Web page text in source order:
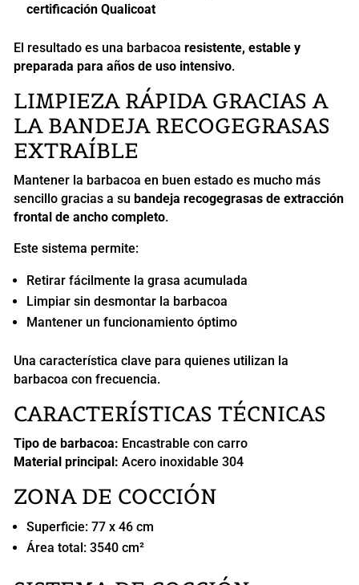
certificación Qualicoat
El resultado es una barbacoa resistente, estable y
preparada para años de uso intensivo.
LIMPIEZA RÁPIDA GRACIAS A
LA BANDEJA RECOGEGRASAS
EXTRAÍBLE
Mantener la barbacoa en buen estado es mucho más
sencillo gracias a su bandeja recogegrasas de extracción
frontal de ancho completo.
Este sistema permite:
Retirar fácilmente la grasa acumulada
Limpiar sin desmontar la barbacoa
Mantener un funcionamiento óptimo
Una característica clave para quienes utilizan la
barbacoa con frecuencia.
CARACTERÍSTICAS TÉCNICAS
Tipo de barbacoa: Encastrable con carro
Material principal: Acero inoxidable 304
ZONA DE COCCIÓN
Superficie: 77 x 46 cm
Área total: 3540 cm²